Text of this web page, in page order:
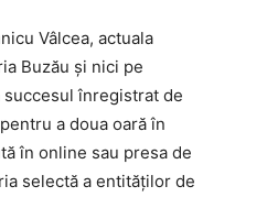
Vâlcea, actuala
Buzău și nici pe
înregistrat de
a doua oară în
în online sau presa de
selectă a entităţilor de